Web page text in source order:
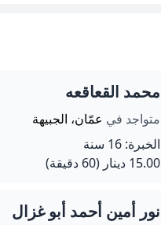
محمد القعاقعه
متواجد في عمّان، الجبيهة
الخبرة: 16 سنة
15.00 دينار
(60 دقيقة)
نور أمين أحمد أبو غزال